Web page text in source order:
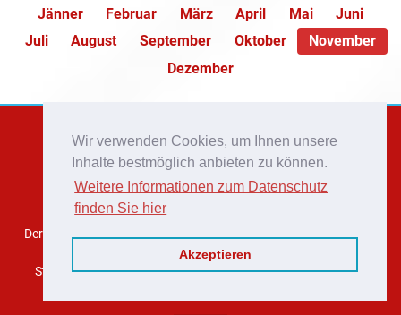
Wir verwenden Cookies, um Ihnen unsere
Inhalte bestmöglich anbieten zu können.
Weitere Informationen zum Datenschutz
finden Sie hier
Akzeptieren
Jänner Februar März April Mai
Juni
Juli
August September Oktober
November
Dezember
Der Löschverband der Stadtfeuerwehr Weiz mit einer Fläche von
rund 56 km² und über 15.000 Einwohnern umfasst die
Stadtgemeinde Weiz mit Ortsteil Krottendorf, die Gemeinden